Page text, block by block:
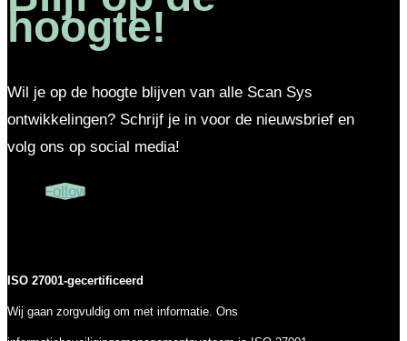
hoogte!
Wil je op de hoogte blijven van alle Scan Sys
ontwikkelingen? Schrijf je in voor de nieuwsbrief en
volg ons op social media!
Follow
ISO 27001-gecertificeerd
Wij gaan zorgvuldig om met informatie. Ons